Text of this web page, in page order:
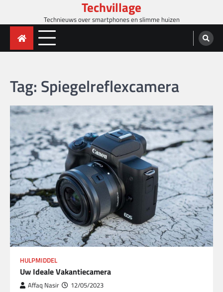
content
Techvillage
Technieuws over smartphones en slimme huizen
Tag: Spiegelreflexcamera
HULPMIDDEL
Uw Ideale Vakantiecamera
Affaq Nasir 12/05/2023